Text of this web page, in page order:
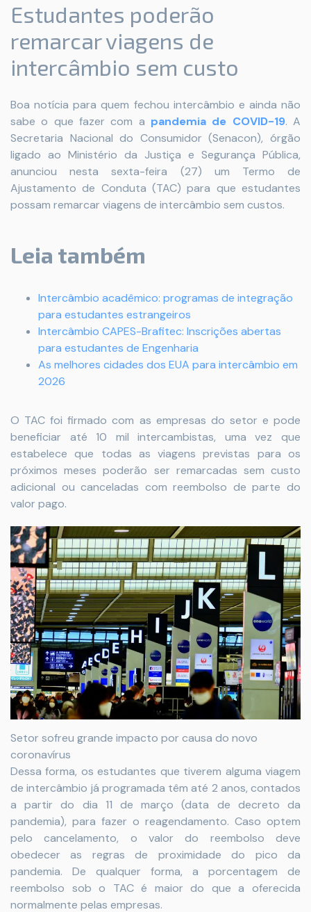
Estudantes poderão
remarcar viagens de
intercâmbio sem custo
Boa notícia para quem fechou intercâmbio e ainda não
sabe o que fazer com a pandemia de COVID-19. A
Secretaria Nacional do Consumidor (Senacon), órgão
ligado ao Ministério da Justiça e Segurança Pública,
anunciou nesta sexta-feira (27) um Termo de
Ajustamento de Conduta (TAC) para que estudantes
possam remarcar viagens de intercâmbio sem custos.
Leia também
Intercâmbio acadêmico: programas de integração
para estudantes estrangeiros
Intercâmbio CAPES-Brafitec: Inscrições abertas
para estudantes de Engenharia
As melhores cidades dos EUA para intercâmbio em
2026
O TAC foi firmado com as empresas do setor e pode
beneficiar até 10 mil intercambistas, uma vez que
estabelece que todas as viagens previstas para os
próximos meses poderão ser remarcadas sem custo
adicional ou canceladas com reembolso de parte do
valor pago.
Setor sofreu grande impacto por causa do novo
coronavírus
Dessa forma, os estudantes que tiverem alguma viagem
de intercâmbio já programada têm até 2 anos, contados
a partir do dia 11 de março (data de decreto da
pandemia), para fazer o reagendamento. Caso optem
pelo cancelamento, o valor do reembolso deve
obedecer as regras de proximidade do pico da
pandemia. De qualquer forma, a porcentagem de
reembolso sob o TAC é maior do que a oferecida
normalmente pelas empresas.